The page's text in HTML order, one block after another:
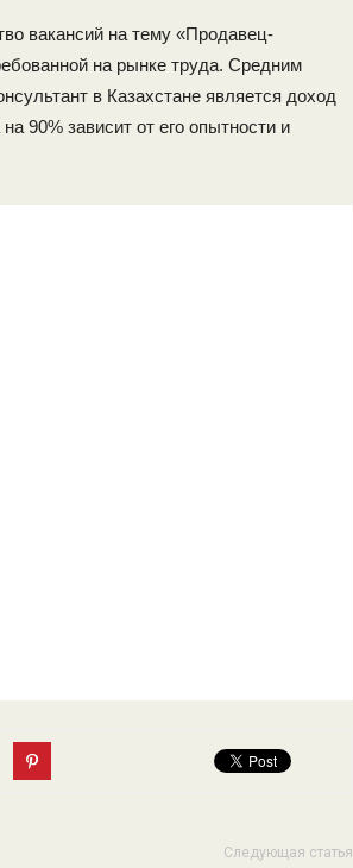
вакансий на тему «Продавец-
на рынке труда. Средним
в Казахстане является доход
90% зависит от его опытности и
Следующая статья